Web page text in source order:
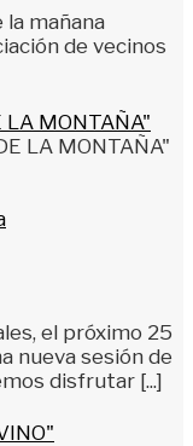
mañana
de vecinos
LA MONTAÑA"
el próximo 25
nueva sesión de
disfrutar [...]